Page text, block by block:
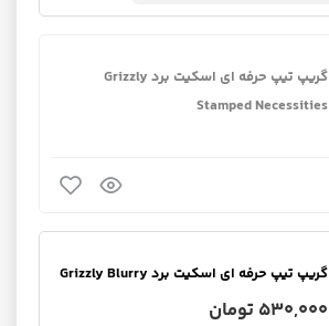
گریپ تیپ حرفه ای اسکیت برد Grizzly
Stamped Necessities
گریپ تیپ حرفه ای اسکیت برد Grizzly Blurry
530,000 تومان